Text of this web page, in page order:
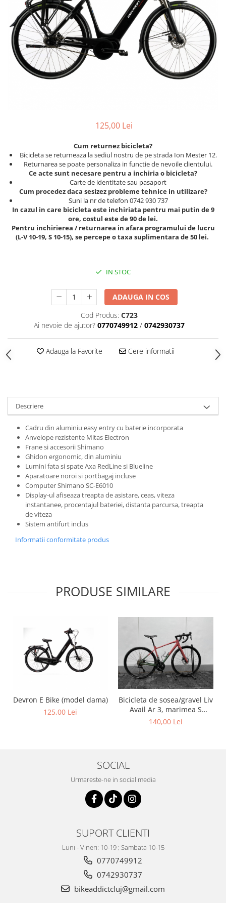
Saboti de frana
Schimbatoare viteze
Scule bicicleta
Sei bicicleta
125,00 Lei
Cum returnez bicicleta?
Bicicleta se returneaza la sediul nostru de pe strada Ion Mester 12.
Returnarea se poate personaliza in functie de nevoile clientului.
Ce acte sunt necesare pentru a inchiria o bicicleta?
Carte de identitate sau pasaport
Cum procedez daca sesizez probleme tehnice in utilizare?
Suni la nr de telefon 0742 930 737
In cazul in care bicicleta este inchiriata pentru mai putin de 9
ore, costul este de 90 de lei.
Pentru inchirierea / returnarea in afara programului de lucru
(L-V 10-19, S 10-15), se percepe o taxa suplimentara de 50 lei.
IN STOC
ADAUGA IN COS
Cod Produs: C723
Ai nevoie de ajutor? 0770749912 / 0742930737
Adauga la Favorite Cere informatii
Descriere
Cadru din aluminiu easy entry cu baterie incorporata
Anvelope rezistente Mitas Electron
Frane si accesorii Shimano
Ghidon ergonomic, din aluminiu
Lumini fata si spate Axa RedLine si Blueline
Aparatoare noroi si portbagaj incluse
Computer Shimano SC-E6010
Display-ul afiseaza treapta de asistare, ceas, viteza
instantanee, procentajul bateriei, distanta parcursa, treapta
de viteza
Sistem antifurt inclus
Informatii conformitate produs
PRODUSE SIMILARE
Devron E Bike (model dama)
125,00 Lei
Bicicleta de sosea/gravel Liv
Avail Ar 3, marimea S
(460mm)
140,00 Lei
SOCIAL
Urmareste-ne in social media
SUPORT CLIENTI
Luni - Vineri: 10-19 ; Sambata 10-15
0770749912
0742930737
bikeaddictcluj@gmail.com